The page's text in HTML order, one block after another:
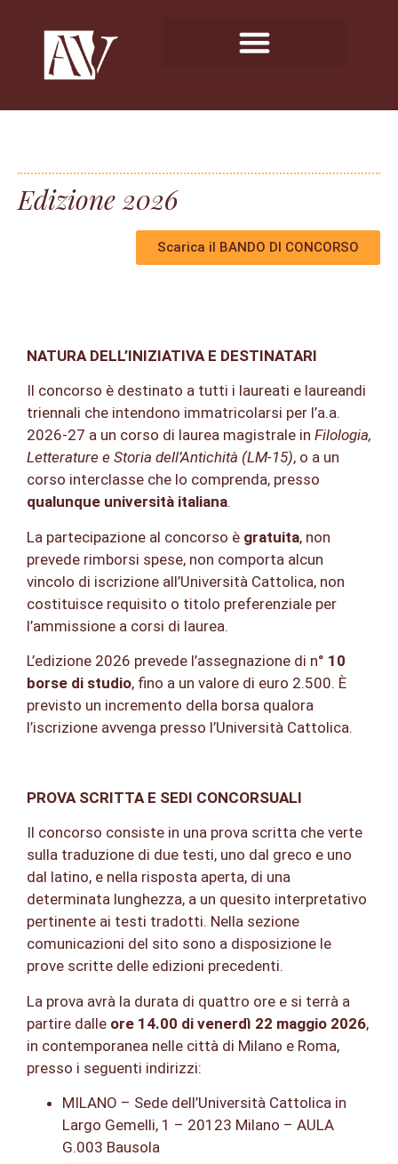
Edizione 2026
Scarica il BANDO DI CONCORSO
NATURA DELL’INIZIATIVA E DESTINATARI
Il concorso è destinato a tutti i laureati e laurean­di
triennali che intendono immatricolarsi per l’a.a.
2026-27 a un corso di laurea magistrale in Filologia,
Letterature e Storia dell’Antichità (LM-15), o a un
corso interclasse che lo comprenda, presso
qualunque università italiana.
La partecipazione al concorso è gratuita, non
prevede rimborsi spese, non comporta alcun
vincolo di iscrizione all’Università Cattolica, non
costituisce requisito o titolo preferenziale per
l’ammissione a corsi di laurea.
L’edizione 2026 prevede l’assegnazione di n° 10
borse di studio, fino a un valore di euro 2.500. È
previsto un incremento della borsa qualora
l’iscrizione avvenga presso l’Università Cattolica.
PROVA SCRITTA E SEDI CONCORSUALI
Il concorso consiste in una prova scritta che verte
sulla traduzione di due testi, uno dal greco e uno
dal latino, e nella risposta aperta, di una
determinata lunghezza, a un quesito interpretativo
pertinente ai testi tradotti. Nella sezione
comunicazioni del sito sono a disposizione le
prove scritte delle edizioni precedenti.
La prova avrà la durata di quattro ore e si terrà a
partire dalle ore 14.00 di venerdì 22 maggio 2026,
in contemporanea nelle città di Milano e Roma,
presso i seguenti indirizzi:
MILANO – Sede dell’Università Cattolica in
Largo Gemelli, 1 – 20123 Milano – AULA
G.003 Bausola